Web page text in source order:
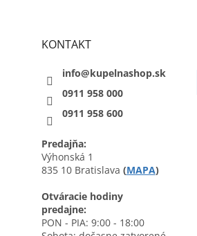
KONTAKT
info@kupelnashop.sk
0911 958 000
0911 958 600
Predajňa:
Výhonská 1
835 10 Bratislava (MAPA)
Otváracie hodiny
predajne:
PON - PIA: 9:00 - 18:00